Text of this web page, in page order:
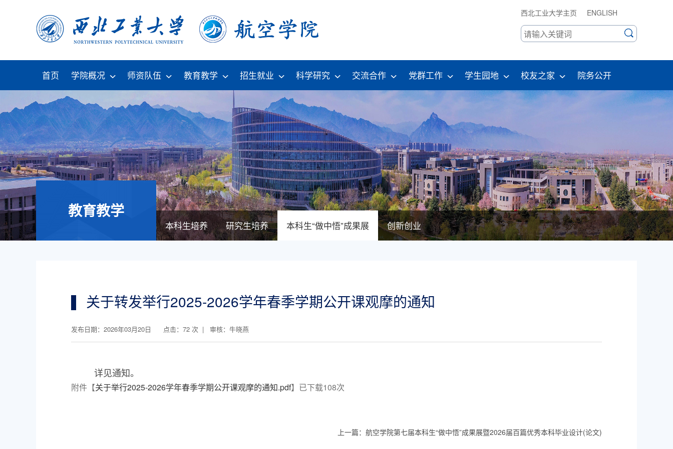
西北工业大学主页 ENGLISH
首页 学院概况 师资队伍 教育教学 招生就业 科学研究 交流合作 党群工作 学生园地 校友之家 院务公开
教育教学
本科生培养 研究生培养 本科生“做中悟”成果展 创新创业
关于转发举行2025-2026学年春季学期公开课观摩的通知
发布日期：2026年03月20日 点击： 72 次 | 审核：牛晓燕
详见通知。
附件【关于举行2025-2026学年春季学期公开课观摩的通知.pdf】已下载108次
上一篇： 航空学院第七届本科生“做中悟”成果展暨2026届百篇优秀本科毕业设计(论文)